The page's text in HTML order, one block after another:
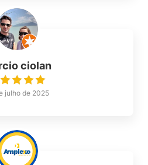
ciolan
julho de 2025